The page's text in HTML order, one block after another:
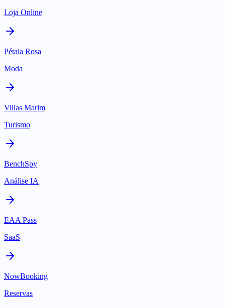
Loja Online
Pétala Rosa
Moda
Villas Marim
Turismo
BenchSpy
Análise IA
EAA Pass
SaaS
NowBooking
Reservas